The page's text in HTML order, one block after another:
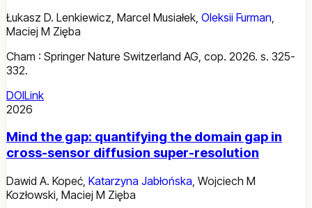
Łukasz D. Lenkiewicz Marcel Musiałek Oleksii Furman
Maciej M Zięba
Cham : Springer Nature Switzerland AG, cop. 2026. s. 325-
332.
DOILink
2026
Mind the gap: quantifying the domain gap in
cross-sensor diffusion super-resolution
Dawid A. Kopeć Katarzyna Jabłońska Wojciech M
Kozłowski Maciej M Zięba